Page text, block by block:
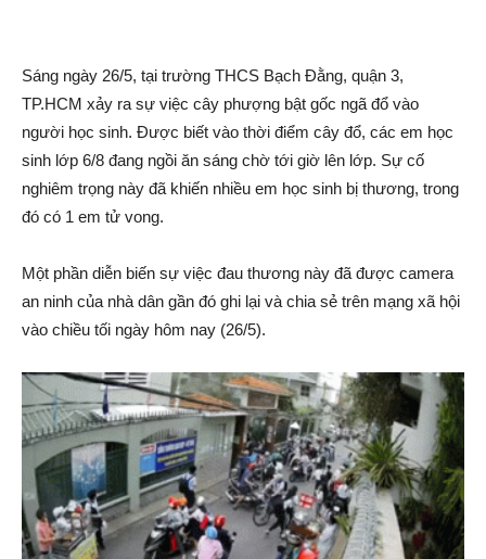
Sáng ngày 26/5, tại trường THCS Bạch Đằng, quận 3,
TP.HCM xảy ra sự việc cây phượng bật gốc ngã đổ vào
người học sinh. Được biết vào thời điểm cây đổ, các em học
sinh lớp 6/8 đang ngồi ăn sáng chờ tới giờ lên lớp. Sự cố
nghiêm trọng này đã khiến nhiều em học sinh bị thương, trong
đó có 1 em tử vong.
Một phần diễn biến sự việc đau thương này đã được camera
an ninh của nhà dân gần đó ghi lại và chia sẻ trên mạng xã hội
vào chiều tối ngày hôm nay (26/5).